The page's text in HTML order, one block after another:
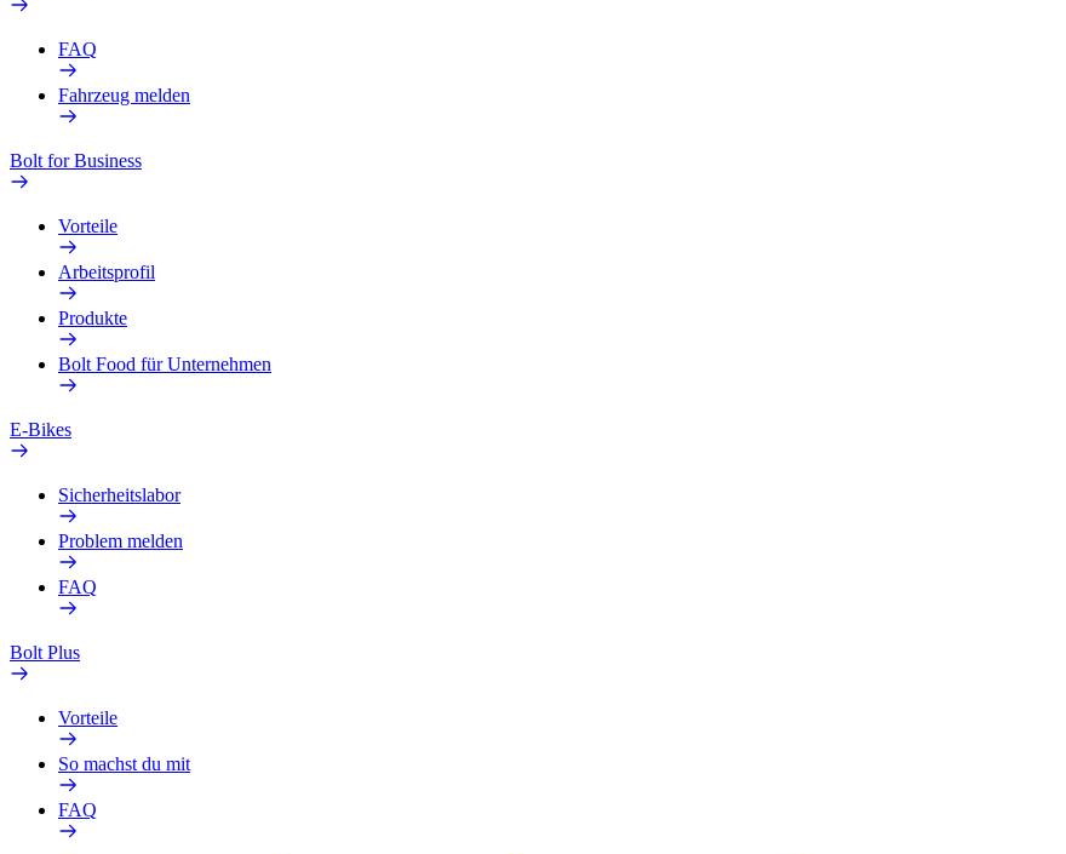
FAQ
Fahrzeug melden
Bolt for Business
Vorteile
Arbeitsprofil
Produkte
Bolt Food für Unternehmen
E-Bikes
Sicherheitslabor
Problem melden
FAQ
Bolt Plus
Vorteile
So machst du mit
FAQ